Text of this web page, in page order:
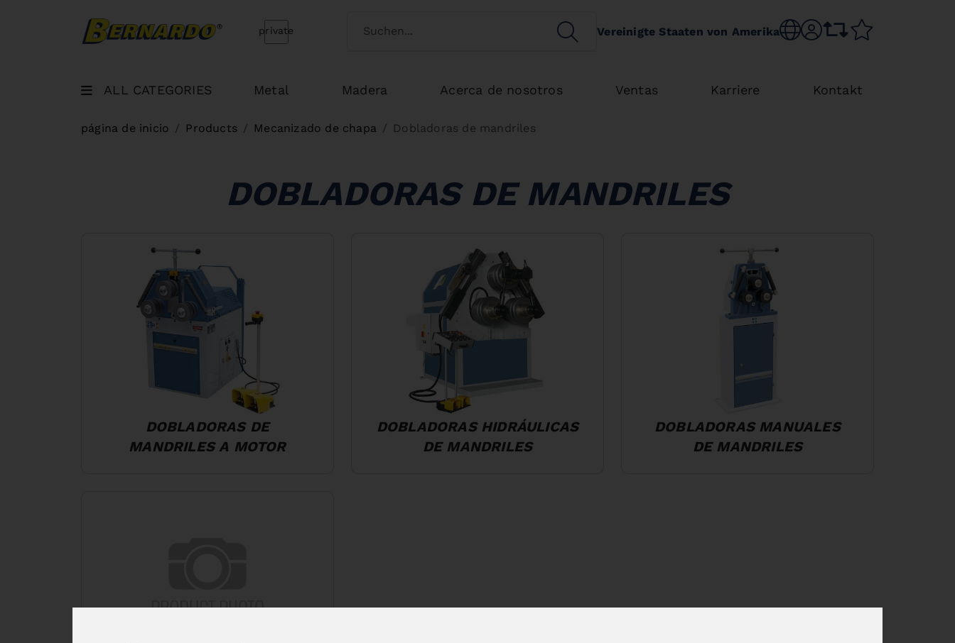
Bernardo Home Switch customertype
private SEARCHVereinigte Staaten von Amerika Choose language
sr.accountcomparison list
ALL CATEGORIES Metal Madera Acerca de nosotros Ventas Karriere Kontakt
página de inicio Products Mecanizado de chapa Dobladoras de mandriles
DOBLADORAS DE MANDRILES
DOBLADORAS DE
MANDRILES A MOTOR
DOBLADORAS HIDRÁULICAS
DE MANDRILES
DOBLADORAS MANUALES
DE MANDRILES